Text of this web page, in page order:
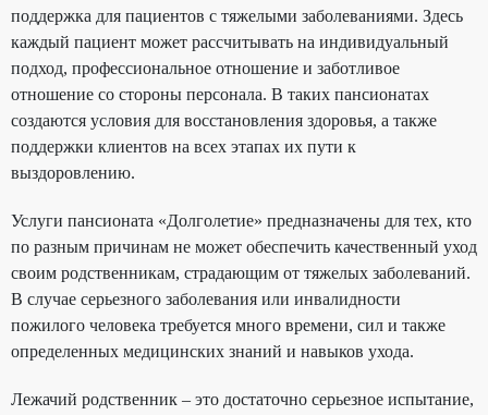
поддержка для пациентов с тяжелыми заболеваниями. Здесь
каждый пациент может рассчитывать на индивидуальный
подход, профессиональное отношение и заботливое
отношение со стороны персонала. В таких пансионатах
создаются условия для восстановления здоровья, а также
поддержки клиентов на всех этапах их пути к
выздоровлению.
Услуги пансионата «Долголетие» предназначены для тех, кто
по разным причинам не может обеспечить качественный уход
своим родственникам, страдающим от тяжелых заболеваний.
В случае серьезного заболевания или инвалидности
пожилого человека требуется много времени, сил и также
определенных медицинских знаний и навыков ухода.
Лежачий родственник – это достаточно серьезное испытание,